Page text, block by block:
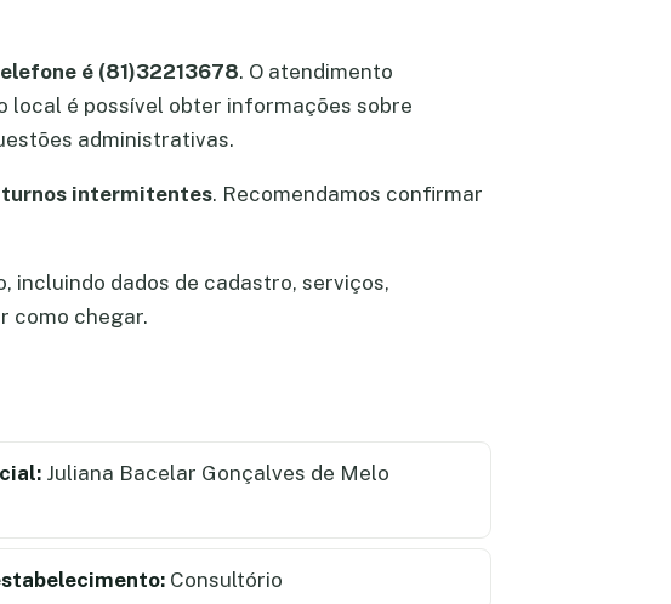
é (81)32213678. O atendimento
local é possível obter informações sobre
administrativas.
intermitentes. Recomendamos confirmar
incluindo dados de cadastro, serviços,
como chegar.
Juliana Bacelar Gonçalves de Melo
Consultório